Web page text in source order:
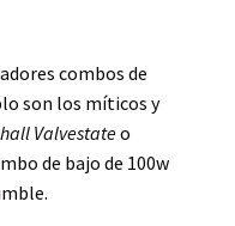
combos de
son los míticos y
Valvestateo
de bajo de 100w